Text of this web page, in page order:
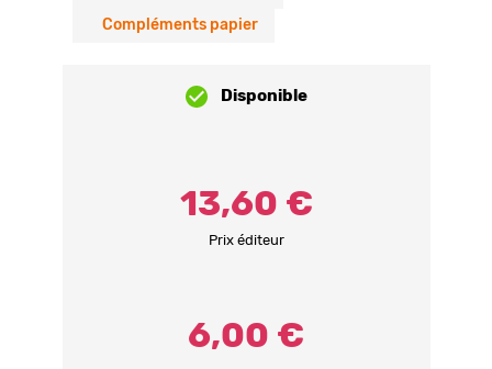
Compléments papier
Disponible
Prix éditeur
13,60 €
6,00 €